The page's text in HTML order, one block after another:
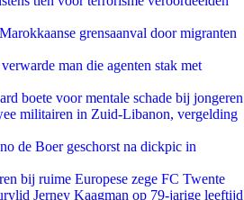
grensaanval door migranten
man die agenten stak met
boete voor mentale schade bij jongeren
militairen in Zuid-Libanon, vergelding
de Boer geschorst na dickpic in
bij ruime Europese zege FC Twente
Jerney Kaagman op 79-jarige leeftijd